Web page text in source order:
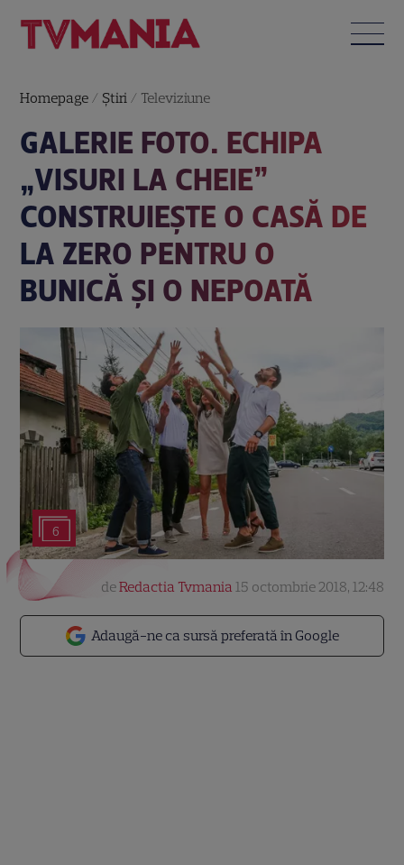
Homepage / Știri / Televiziune
GALERIE FOTO. ECHIPA
„VISURI LA CHEIE”
CONSTRUIEȘTE O CASĂ DE
LA ZERO PENTRU O
BUNICĂ ȘI O NEPOATĂ
6
Adaugă-ne ca sursă preferată în Google
deRedactia Tvmania 15 octombrie 2018, 12:48